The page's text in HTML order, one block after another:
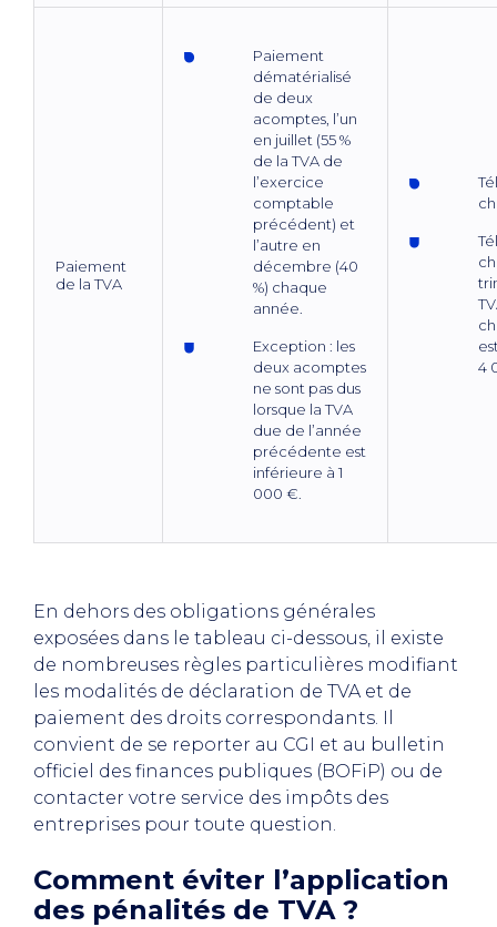
Paiement
de la TVA
Paiement
dématérialisé
de deux
acomptes, l’un
en juillet (55 %
de la TVA de
l’exercice
comptable
précédent) et
l’autre en
décembre (40
%) chaque
année.
Exception : les
deux acomptes
ne sont pas dus
lorsque la TVA
due de l’année
précédente est
inférieure à 1
000 €.
4
En dehors des obligations générales
exposées dans le tableau ci-dessous, il existe
de nombreuses règles particulières modifiant
les modalités de déclaration de TVA et de
paiement des droits correspondants. Il
convient de se reporter au CGI et au bulletin
officiel des finances publiques (BOFiP) ou de
contacter votre service des impôts des
entreprises pour toute question.
Comment éviter l’application
des pénalités de TVA ?